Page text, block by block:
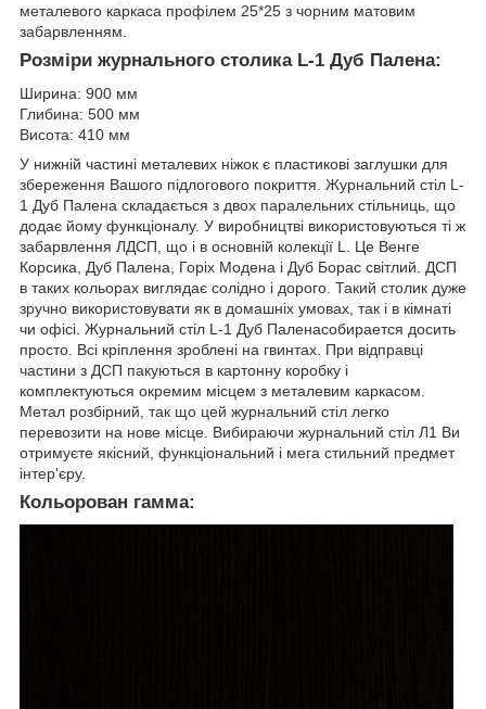
металевого каркаса профілем 25*25 з чорним матовим
забарвленням.
Розміри журнального столика L-1 Дуб Палена:
Ширина: 900 мм
Глибина: 500 мм
Висота: 410 мм
У нижній частині металевих ніжок є пластикові заглушки для
збереження Вашого підлогового покриття. Журнальний стіл L-
1 Дуб Палена складається з двох паралельних стільниць, що
додає йому функціоналу. У виробництві використовуються ті ж
забарвлення ЛДСП, що і в основній колекції L. Це Венге
Корсика, Дуб Палена, Горіх Модена і Дуб Борас світлий. ДСП
в таких кольорах виглядає солідно і дорого. Такий столик дуже
зручно використовувати як в домашніх умовах, так і в кімнаті
чи офісі. Журнальний стіл L-1 Дуб Паленасобирается досить
просто. Всі кріплення зроблені на гвинтах. При відправці
частини з ДСП пакуються в картонну коробку і
комплектуються окремим місцем з металевим каркасом.
Метал розбірний, так що цей журнальний стіл легко
перевозити на нове місце. Вибираючи журнальний стіл Л1 Ви
отримуєте якісний, функціональний і мега стильний предмет
інтер'єру.
Кольорован гамма: